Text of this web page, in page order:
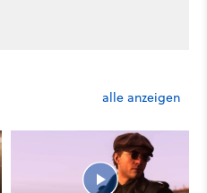
alle anzeigen